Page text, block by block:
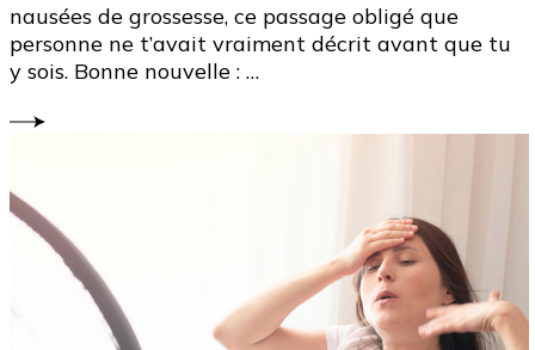
nausées de grossesse, ce passage obligé que
personne ne t’avait vraiment décrit avant que tu
y sois. Bonne nouvelle : …